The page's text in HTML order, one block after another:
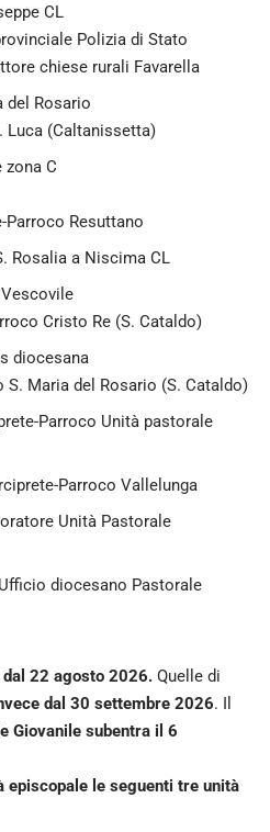
CL
Polizia di Stato
chiese rurali Favarella
del Rosario
Luca (Caltanissetta)
C
Parroco Resuttano
Rosalia a Niscima CL
Cristo Re (S. Cataldo)
diocesana
S. Maria del Rosario (S. Cataldo)
Parroco Unità pastorale
Parroco Vallelunga
Unità Pastorale
diocesano Pastorale
22 agosto 2026. Quelle di
dal 30 settembre 2026. Il
Giovanile subentra il 6
episcopale le seguenti tre unità